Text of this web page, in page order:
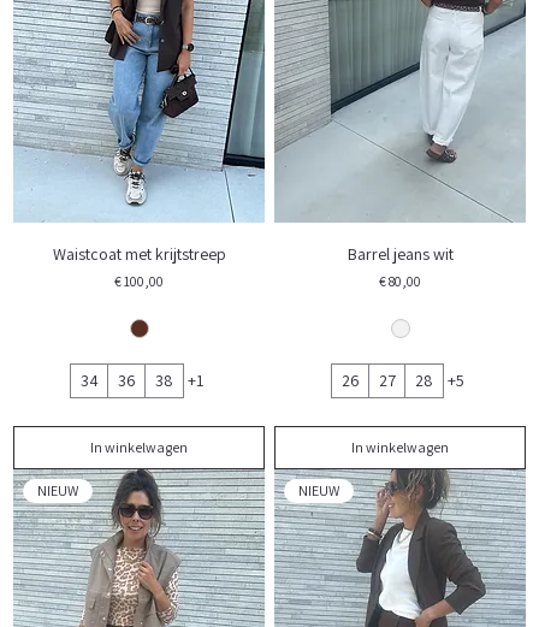
Waistcoat met krijtstreep
Prijs
€ 100,00
34 36 38 +1
In winkelwagen
Barrel jeans wit
Prijs
€ 80,00
26 27 28 +5
In winkelwagen
NIEUW NIEUW